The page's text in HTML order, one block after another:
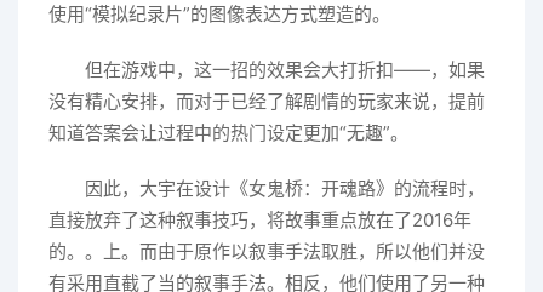
使用“模拟纪录片”的图像表达方式塑造的。
但在游戏中，这一招的效果会大打折扣——，如果
没有精心安排，而对于已经了解剧情的玩家来说，提前
知道答案会让过程中的热门设定更加“无趣”。
因此，大宇在设计《女鬼桥：开魂路》的流程时，
直接放弃了这种叙事技巧，将故事重点放在了2016年
的。。上。而由于原作以叙事手法取胜，所以他们并没
有采用直截了当的叙事手法。相反，他们使用了另一种